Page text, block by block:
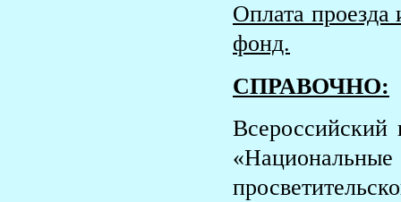
Оплата проезда
фонд.
СПРАВОЧНО: